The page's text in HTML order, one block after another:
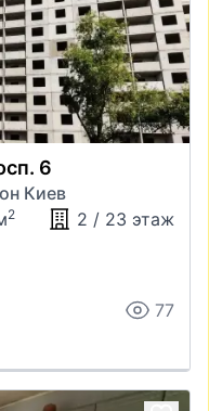
6
Киев
2
2 / 23 этаж
77